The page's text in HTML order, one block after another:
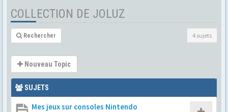
COLLECTION DE JOLUZ
Rechercher 4 sujets
Nouveau Topic
SUJETS
Mes jeux sur consoles Nintendo